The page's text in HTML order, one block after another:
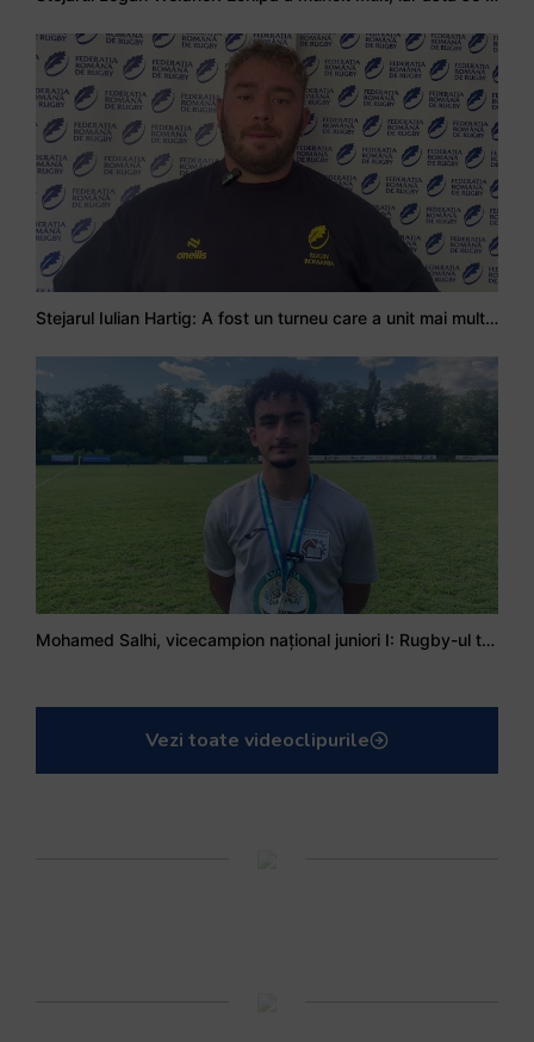
Stejarul Iulian Hartig: A fost un turneu care a unit mai mult echipa
Mohamed Salhi, vicecampion național juniori I: Rugby-ul te învață să accepți și înfrângerile
Vezi toate videoclipurile